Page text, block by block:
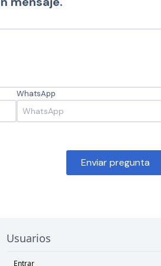
WhatsApp
Enviar pregunta
Usuarios
Entrar